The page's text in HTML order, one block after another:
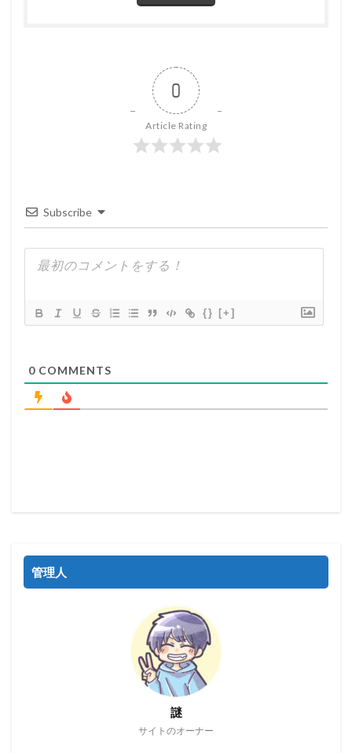
0
Article Rating
Subscribe
{} [+]
0 COMMENTS
管理人
謎
サイトのオーナー